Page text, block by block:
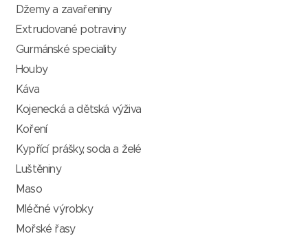
Džemy a zavařeniny
Extrudované potraviny
Gurmánské speciality
Houby
Káva
Kojenecká a dětská výživa
Koření
Kypřící prášky, soda a želé
Luštěniny
Maso
Mléčné výrobky
Mořské řasy